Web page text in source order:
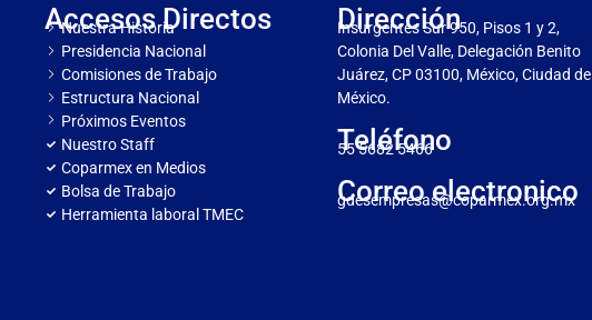
Accesos Directos
Nuestra Historia
Presidencia Nacional
Comisiones de Trabajo
Estructura Nacional
Próximos Eventos
Nuestro Staff
Coparmex en Medios
Bolsa de Trabajo
Herramienta laboral TMEC
Dirección
Insurgentes Sur 950, Pisos 1 y 2,
Colonia Del Valle, Delegación Benito
Juárez, CP 03100, México, Ciudad de
México.
Teléfono
55 5682 5466
Correo electronico
gdesempresas@coparmex.org.mx